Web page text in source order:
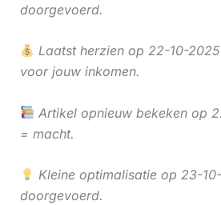
doorgevoerd.
Laatst herzien op 22-10-
voor jouw inkomen.
Artikel opnieuw bekeken op
= macht.
Kleine optimalisatie op 23-
doorgevoerd.